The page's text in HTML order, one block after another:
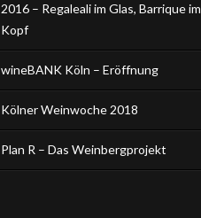
2016 – Regaleali im Glas, Barrique im
Kopf
wineBANK Köln – Eröffnung
Kölner Weinwoche 2018
Plan R – Das Weinbergprojekt